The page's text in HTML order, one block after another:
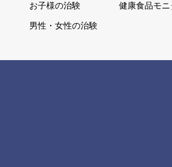
お子様の治験 健康食品モニ
男性・女性の治験